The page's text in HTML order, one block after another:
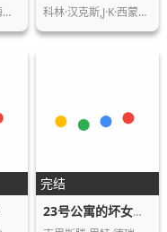
威廉姆·H·梅西,卡梅隆·莫纳汉,伊森·卡…
科林·汉克斯,J·K·西蒙斯,凯瑟琳·欧哈拉…
完结
23号公寓的坏女孩第二季